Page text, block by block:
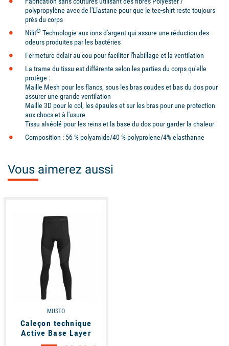
polypropylène avec de l'Elastane pour que le tee-shirt reste toujours
près du corps
Nilit® Technologie aux ions d'argent qui assure une réduction des
odeurs produites par les bactéries
Fermeture éclair au cou pour faciliter l'habillage et la ventilation
La trame du tissu est différente selon les parties du corps qu'elle
protège :
Maille Mesh pour les flancs, sous les bras coudes et bas du dos pour
assurer une grande ventilation
Maille 3D pour le col, les épaules et sur les bras pour une protection
aux chocs et à l'usure
Tissu alvéolé pour les reins et la base du dos pour garder la chaleur
Composition : 56 % polyamide/40 % polyprolene/4% elasthanne
Vous aimerez aussi
MUSTO
Caleçon technique
Active Base Layer